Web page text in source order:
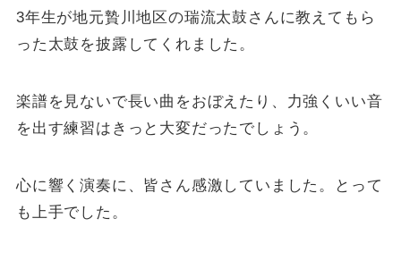
3年生が地元贄川地区の瑞流太鼓さんに教えてもら
った太鼓を披露してくれました。
楽譜を見ないで長い曲をおぼえたり、力強くいい音
を出す練習はきっと大変だったでしょう。
心に響く演奏に、皆さん感激していました。とって
も上手でした。